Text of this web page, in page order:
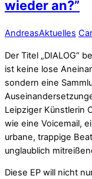
wieder an?”
AndreasAktuelles
Der Titel „DIALOG“
ist keine lose
sondern eine
Leipziger Künstlerin
wie eine Voicemail,
urbane, trappige
unglaublich
Diese EP will nicht